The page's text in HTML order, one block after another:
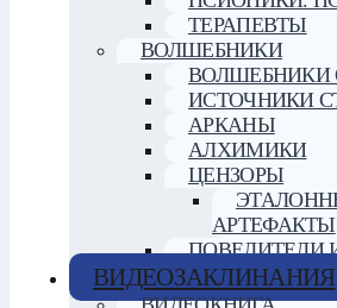
ТЕРАПЕВТЫ
ВОЛШЕБНИКИ
ВОЛШЕБНИКИ
ИСТОЧНИКИ
АРКАНЫ
АЛХИМИКИ
ЦЕНЗОРЫ
АРТЕФАКТЫ
ПОВЕЛИТЕЛИ
ВИДЕОЗАКЛИНАНИЯ